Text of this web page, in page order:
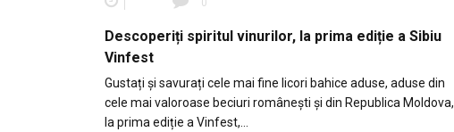
Descoperiți spiritul vinurilor, la prima ediție a Sibiu
Vinfest
Gustați și savurați cele mai fine licori bahice aduse, aduse din
cele mai valoroase beciuri românești și din Republica Moldova,
la prima ediție a Vinfest,…